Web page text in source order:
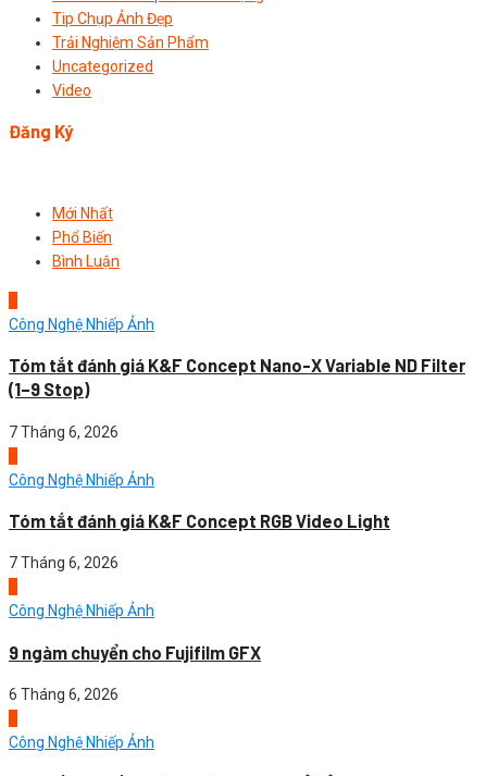
Tip Chụp Ảnh Đẹp
Trải Nghiệm Sản Phẩm
Uncategorized
Video
Đăng Ký
Mới Nhất
Phổ Biến
Bình Luận
Công Nghệ Nhiếp Ảnh
Tóm tắt đánh giá K&F Concept Nano-X Variable ND Filter
(1–9 Stop)
7 Tháng 6, 2026
Công Nghệ Nhiếp Ảnh
Tóm tắt đánh giá K&F Concept RGB Video Light
7 Tháng 6, 2026
Công Nghệ Nhiếp Ảnh
9 ngàm chuyển cho Fujifilm GFX
6 Tháng 6, 2026
Công Nghệ Nhiếp Ảnh